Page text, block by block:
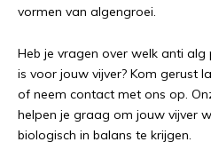
vormen van algengroei.
Heb je vragen over welk anti
is voor jouw vijver? Kom gerust
of neem contact met ons op.
helpen je graag om jouw vijver
biologisch in balans te krijgen.